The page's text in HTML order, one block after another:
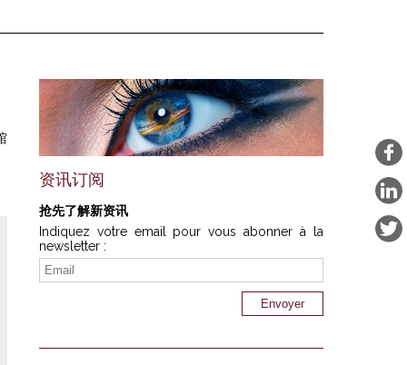
资讯订阅
抢先了解新资讯
Indiquez votre email pour vous abonner à la
newsletter :